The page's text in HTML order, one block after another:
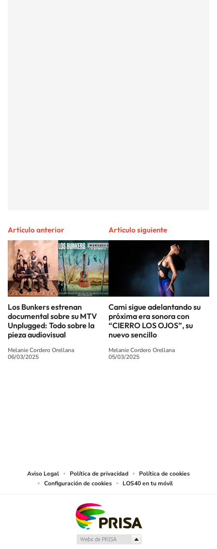
Artículo anterior
Los Bunkers estrenan
documental sobre su MTV
Unplugged: Todo sobre la
pieza audiovisual
Melanie Cordero Orellana
06/03/2025
Artículo siguiente
Cami sigue adelantando su
próxima era sonora con
“CIERRO LOS OJOS”, su
nuevo sencillo
Melanie Cordero Orellana
05/03/2025
Aviso Legal Política de privacidad
Política de cookies
Configuración de cookies
LOS40 en tu móvil